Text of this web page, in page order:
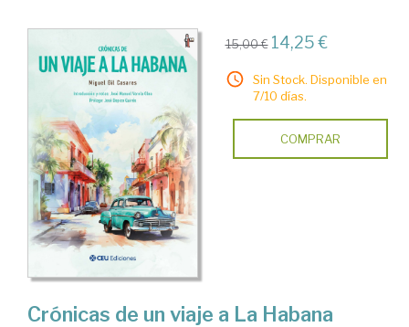
15,00 € 14,25 €
Sin Stock. Disponible en
7/10 días.
COMPRAR
Crónicas de un viaje a La Habana